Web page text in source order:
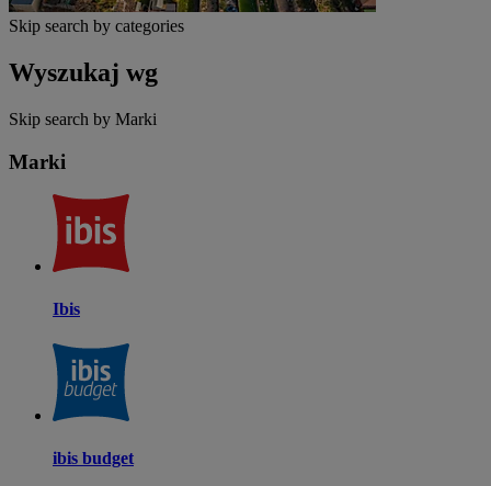
Skip search by categories
Wyszukaj wg
Skip search by Marki
Marki
Ibis
ibis budget